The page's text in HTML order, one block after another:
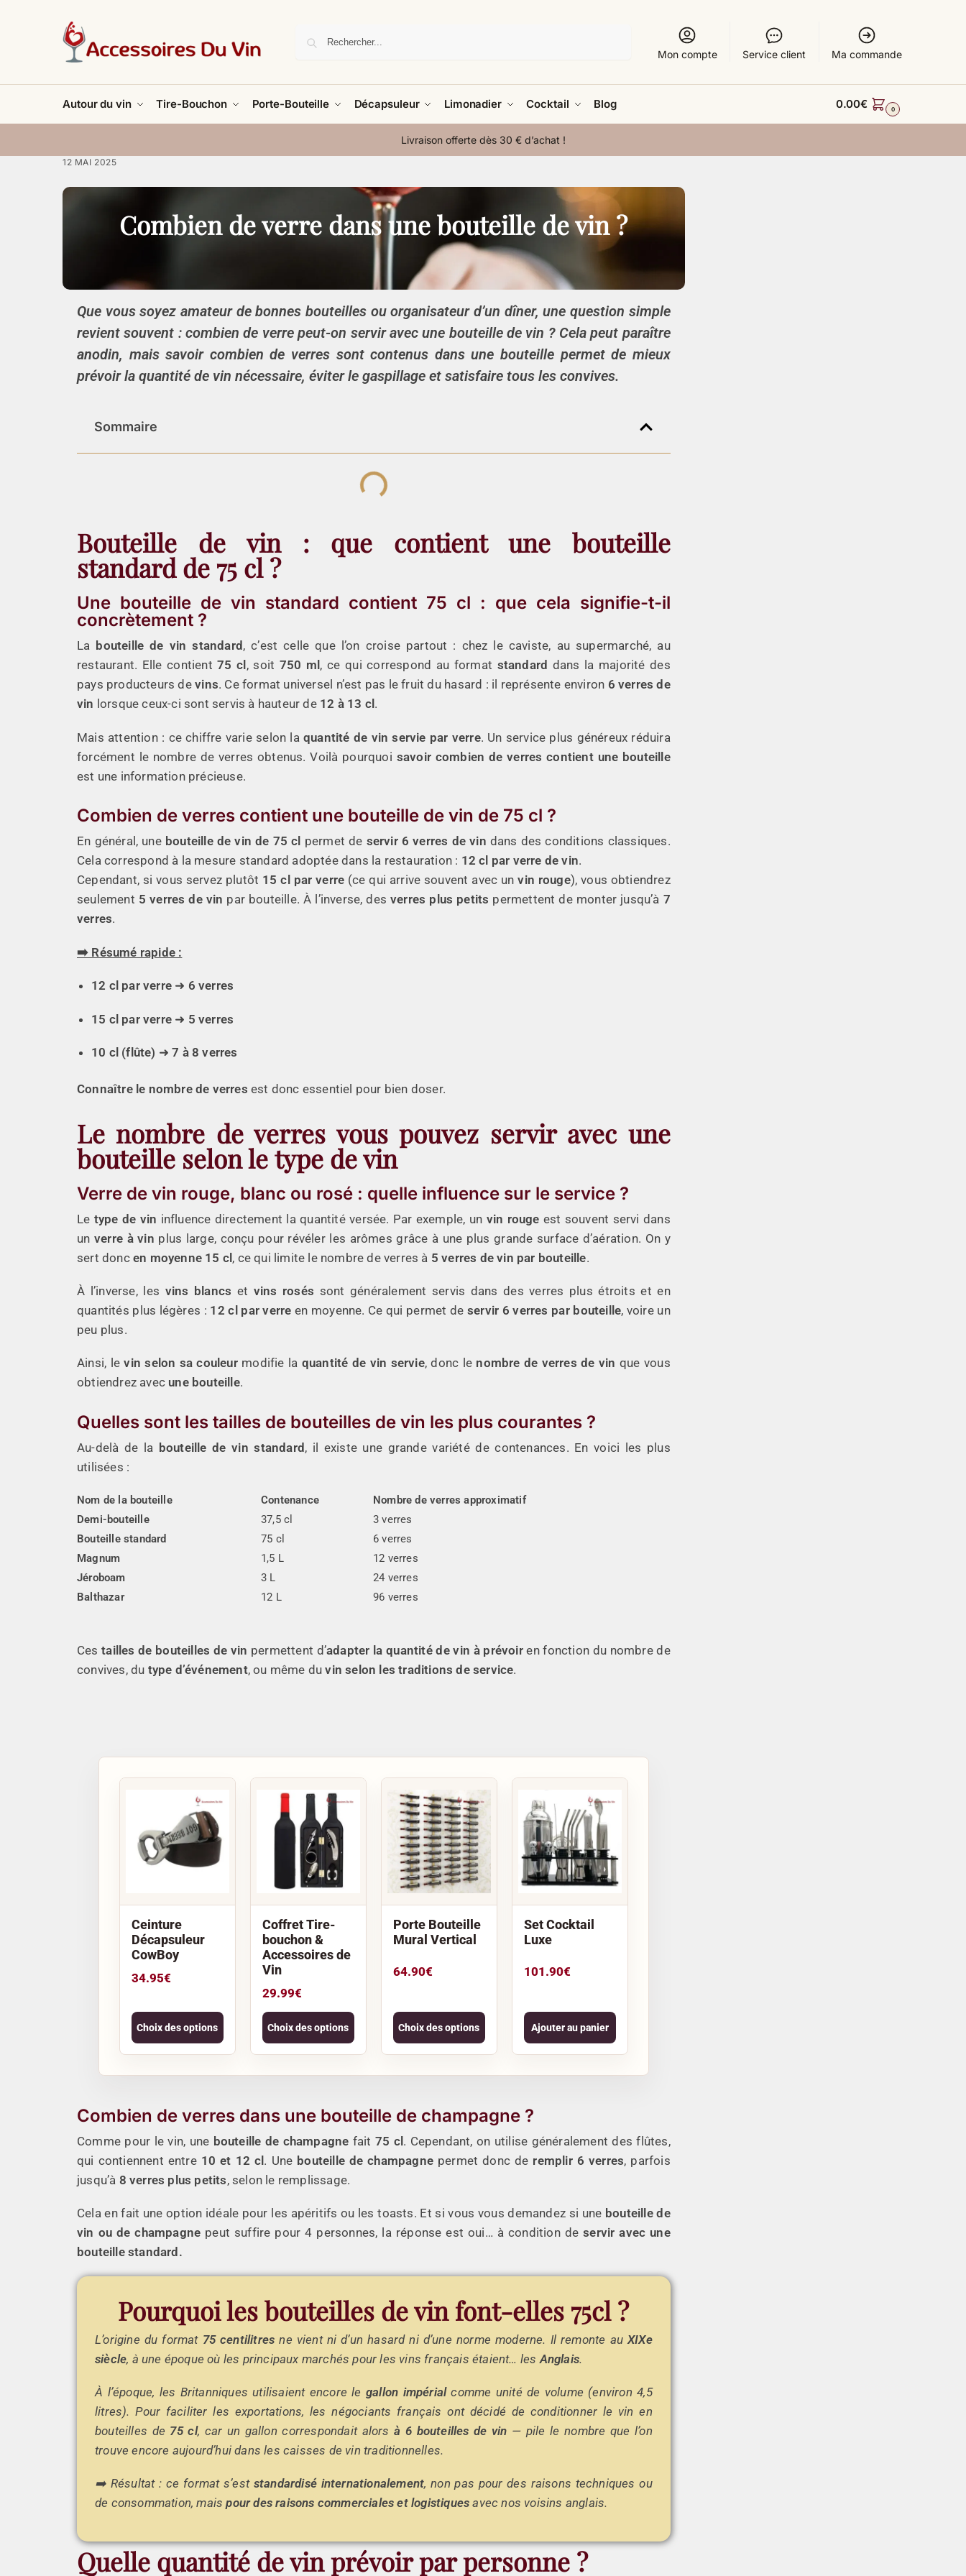
Mon compte Service client Ma commande
Autour du vin Tire-Bouchon Porte-Bouteille Décapsuleur Limonadier Cocktail Blog 0.00€ 0
Livraison offerte dès 30 € d’achat !
12 MAI 2025
Combien de verre dans une bouteille de vin ?
Que vous soyez amateur de bonnes bouteilles ou organisateur d’un dîner, une question simple
revient souvent :combien de verrepeut-on servir avecune bouteille de vin ? Cela peut paraître
anodin, maissavoir combien de verres sont contenus dansune bouteille permet de mieux
prévoir la quantité de vin nécessaire, éviter le gaspillage et satisfaire tous les convives.
Sommaire
Bouteille de vin : que contient une bouteille
standard de 75 cl ?
Une bouteille de vin standard contient 75 cl : que cela signifie-t-il
concrètement ?
La bouteille de vin standard , c’est celle que l’on croise partout : chez le caviste, au supermarché, au
restaurant. Elle contient75 cl , soit 750 ml , ce qui correspond au format standard dans la majorité des
pays producteurs devins. Ce format universel n’est pas le fruit du hasard : il représente environ 6 verres de
vin lorsque ceux-ci sont servis à hauteur de 12 à 13 cl .
Mais attention : ce chiffre varie selon laquantité de vin servie par verre. Un service plus généreux réduira
forcément le nombre de verres obtenus. Voilà pourquoi savoir combien de verres contient une bouteille
est une information précieuse.
Combien de verres contient une bouteille de vin de 75 cl ?
En général, une bouteille de vin de 75 cl permet de servir 6 verres de vin dans des conditions classiques.
Cela correspond à la mesure standard adoptée dans la restauration : 12 cl par verre de vin.
Cependant, si vous servez plutôt 15 cl par verre (ce qui arrive souvent avec unvin rouge), vous obtiendrez
seulement 5 verres de vin par bouteille. À l’inverse, desverres plus petits permettent de monter jusqu’à 7
verres.
➡️ Résumé rapide :
12 cl par verre ➜ 6 verres
15 cl par verre ➜ 5 verres
10 cl (flûte) ➜7 à 8 verres
Connaître le nombre de verres est donc essentiel pour bien doser.
Le nombre de verres vous pouvez servir avec une
bouteille selon le type de vin
Verre de vin rouge, blanc ou rosé : quelle influence sur le service ?
Le type de vin influence directement la quantité versée. Par exemple, un vin rouge est souvent servi dans
un verre à vin plus large, conçu pour révéler les arômes grâce à une plus grande surface d’aération. On y
sert donc en moyenne 15 cl, ce qui limite le nombre de verres à 5 verres de vin par bouteille.
À l’inverse, les vins blancs et vins rosés sont généralement servis dans des verres plus étroits et en
quantités plus légères : 12 cl par verre en moyenne. Ce qui permet de servir 6 verres par bouteille, voire un
peu plus.
Ainsi, levin selon sa couleurmodifie la quantité de vin servie, donc le nombre de verres de vin que vous
obtiendrez avec une bouteille.
Quelles sont les tailles de bouteilles de vin les plus courantes ?
Au-delà de la bouteille de vin standard, il existe une grande variété de contenances. En voici les plus
utilisées :
Nom de la bouteille Contenance
Nombre de verres approximatif
Demi-bouteille
37,5 cl
3 verres
Bouteille standard
75 cl
6 verres
Magnum
1,5 L
12 verres
Jéroboam
3 L
24 verres
Balthazar
12 L 96 verres
Cestailles de bouteilles de vin permettent d’adapter la quantité de vin à prévoiren fonction du nombre de
convives, du type d’événement, ou même duvin selon les traditions de service.
Ceinture
Décapsuleur
CowBoy
34.95€
Choix des options
Coffret Tire-
bouchon &
Accessoires de
Vin
29.99€
Choix des options
Porte Bouteille
Mural Vertical
64.90€
Choix des options
Set Cocktail
Luxe
101.90€
Ajouter au panier
Combien de verres dans une bouteille de champagne ?
Comme pour le vin, une bouteille de champagne fait 75 cl. Cependant, on utilise généralement des flûtes,
qui contiennent entre 10 et 12 cl. Une bouteille de champagne permet donc de remplir 6 verres, parfois
jusqu’à 8 verres plus petits, selon le remplissage.
Cela en fait une option idéale pour les apéritifs ou les toasts. Et si vous vous demandez si une bouteille de
vin ou de champagne peut suffire pour 4 personnes, la réponse est oui… à condition deservir avec une
bouteille standard.
Pourquoi les bouteilles de vin font-elles 75cl ?
L’origine du format 75 centilitres ne vient ni d’un hasard ni d’une norme moderne. Il remonte au XIXe
siècle, à une époque où les principaux marchés pour les vins français étaient… les Anglais.
À l’époque, les Britanniques utilisaient encore le gallon impérialcomme unité de volume (environ 4,5
litres). Pour faciliter les exportations, les négociants français ont décidé de conditionner le vin en
bouteilles de 75 cl, car un gallon correspondait alorsà 6 bouteilles de vin — pile le nombre que l’on
trouve encore aujourd’hui dans les caisses de vin traditionnelles.
➡️ Résultat : ce format s’est standardisé internationalement, non pas pour des raisons techniques ou
de consommation, maispour des raisons commerciales et logistiques avec nos voisins anglais.
Quelle quantité de vin prévoir par personne ?